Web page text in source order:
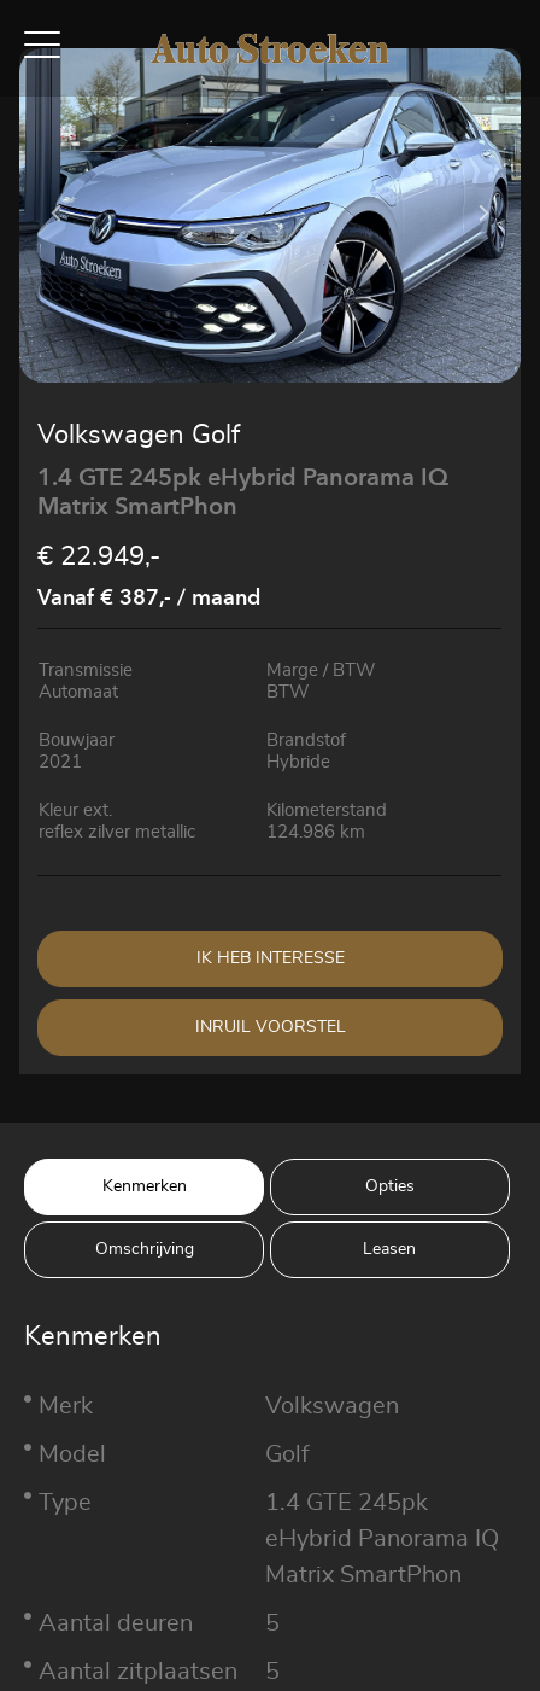
Volkswagen Golf
1.4 GTE 245pk eHybrid Panorama IQ
Matrix SmartPhon
€ 22.949,-
Vanaf € 387,-/ maand
Transmissie
Automaat
Marge / BTW
BTW
Bouwjaar
2021
Brandstof
Hybride
Kleur ext.
reflex zilver metallic
Kilometerstand
124.986 km
IK HEB INTERESSE
INRUIL VOORSTEL
Kenmerken Opties
Omschrijving Leasen
Kenmerken
Merk
Volkswagen
Model
Golf
Type
1.4 GTE 245pk
eHybrid Panorama IQ
Matrix SmartPhon
Aantal deuren
5
Aantal zitplaatsen
5